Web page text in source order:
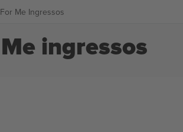
Me Ingressos
ingressos